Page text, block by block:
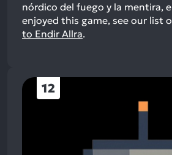
nórdico del fuego y la mentira,
enjoyed this game, see our list
to Endir Allra.
12